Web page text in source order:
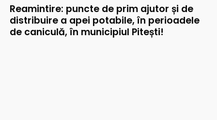
Reamintire: puncte de prim ajutor și de
distribuire a apei potabile, în perioadele
de caniculă, în municipiul Pitești!